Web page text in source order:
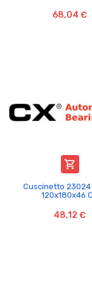
68,04 €

Cuscinetto
120x180x46
48,12 €